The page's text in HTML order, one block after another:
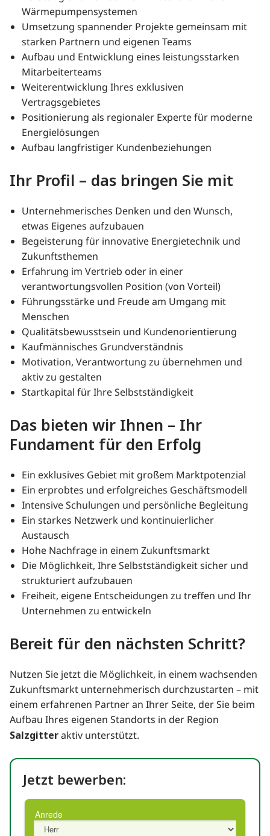
Wärmepumpensystemen
Umsetzung spannender Projekte gemeinsam mit
starken Partnern und eigenen Teams
Aufbau und Entwicklung eines leistungsstarken
Mitarbeiterteams
Weiterentwicklung Ihres exklusiven
Vertragsgebietes
Positionierung als regionaler Experte für moderne
Energielösungen
Aufbau langfristiger Kundenbeziehungen
Ihr Profil – das bringen Sie mit
Unternehmerisches Denken und den Wunsch,
etwas Eigenes aufzubauen
Begeisterung für innovative Energietechnik und
Zukunftsthemen
Erfahrung im Vertrieb oder in einer
verantwortungsvollen Position (von Vorteil)
Führungsstärke und Freude am Umgang mit
Menschen
Qualitätsbewusstsein und Kundenorientierung
Kaufmännisches Grundverständnis
Motivation, Verantwortung zu übernehmen und
aktiv zu gestalten
Startkapital für Ihre Selbstständigkeit
Das bieten wir Ihnen – Ihr
Fundament für den Erfolg
Ein exklusives Gebiet mit großem Marktpotenzial
Ein erprobtes und erfolgreiches Geschäftsmodell
Intensive Schulungen und persönliche Begleitung
Ein starkes Netzwerk und kontinuierlicher
Austausch
Hohe Nachfrage in einem Zukunftsmarkt
Die Möglichkeit, Ihre Selbstständigkeit sicher und
strukturiert aufzubauen
Freiheit, eigene Entscheidungen zu treffen und Ihr
Unternehmen zu entwickeln
Bereit für den nächsten Schritt?
Nutzen Sie jetzt die Möglichkeit, in einem wachsenden
Zukunftsmarkt unternehmerisch durchzustarten – mit
einem erfahrenen Partner an Ihrer Seite, der Sie beim
Aufbau Ihres eigenen Standorts in der Region
Salzgitteraktiv unterstützt.
Jetzt bewerben: